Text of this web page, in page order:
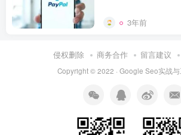
3年前
侵权删除 商务合作 留言建议
Copyright © 2022 · Google Seo实战